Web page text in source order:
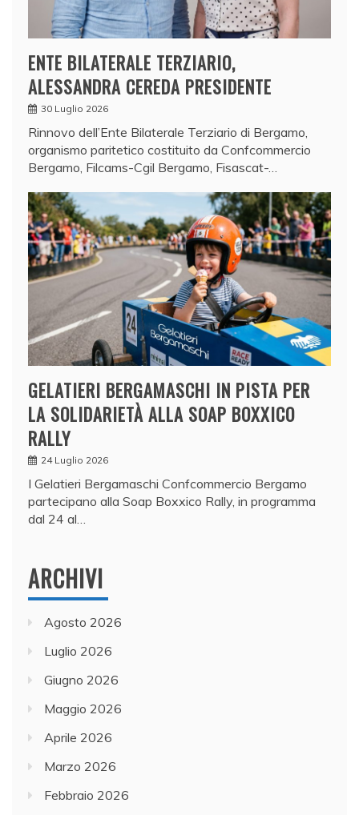
ENTE BILATERALE TERZIARIO,
ALESSANDRA CEREDA PRESIDENTE
30 Luglio 2026
Rinnovo dell’Ente Bilaterale Terziario di Bergamo,
organismo paritetico costituito da Confcommercio
Bergamo, Filcams-Cgil Bergamo, Fisascat-…
GELATIERI BERGAMASCHI IN PISTA PER
LA SOLIDARIETÀ ALLA SOAP BOXXICO
RALLY
24 Luglio 2026
I Gelatieri Bergamaschi Confcommercio Bergamo
partecipano alla Soap Boxxico Rally, in programma
dal 24 al…
ARCHIVI
Agosto 2026
Luglio 2026
Giugno 2026
Maggio 2026
Aprile 2026
Marzo 2026
Febbraio 2026